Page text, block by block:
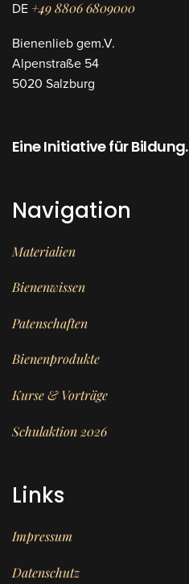
DE +49 8806 6809000
Bienenlieb gem.V.
Alpenstraße 54
5020 Salzburg
Eine Initiative für Bildung.
Navigation
Materialien
Bienenwissen
Patenschaften
Bienenprodukte
Kurse & Vorträge
Schulaktion 2026
Links
Impressum
Datenschutz